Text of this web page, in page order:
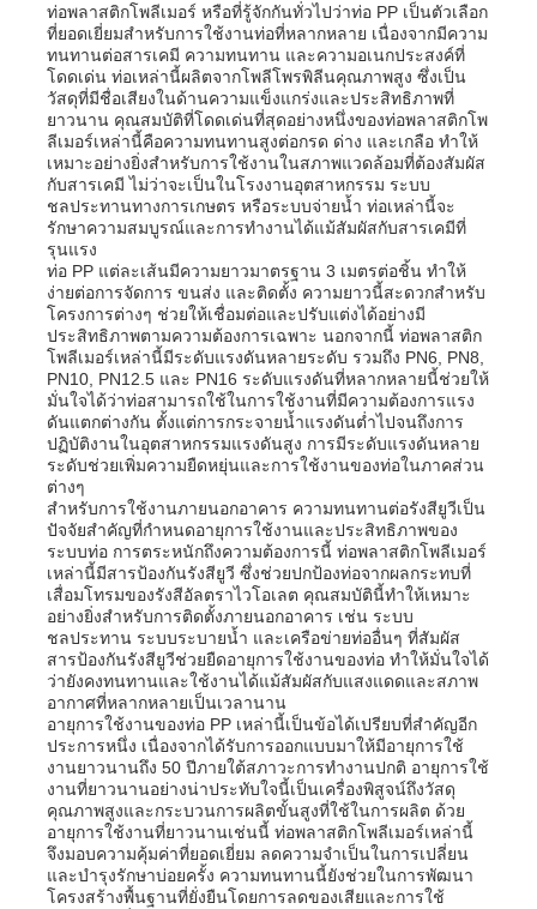
บ้าน
ผลิตภัณฑ์
เกี่ยวกับเรา
ทัวร์โรงงาน
ควบคุมคุณภาพ
ติดต่อเรา
ข่าว
ทุกกรณี
ขออ้าง
กระดาษพลาสติก pp
ท่อพลาสติกโพลีเมอร์ หรือที่รู้จักกันทั่วไปว่าท่อ PP เป็นตัวเลือก
ที่ยอดเยี่ยมสำหรับการใช้งานท่อที่หลากหลาย เนื่องจากมีความ
ทนทานต่อสารเคมี ความทนทาน และความอเนกประสงค์ที่
โดดเด่น ท่อเหล่านี้ผลิตจากโพลีโพรพิลีนคุณภาพสูง ซึ่งเป็น
วัสดุที่มีชื่อเสียงในด้านความแข็งแกร่งและประสิทธิภาพที่
ยาวนาน คุณสมบัติที่โดดเด่นที่สุดอย่างหนึ่งของท่อพลาสติกโพ
ลีเมอร์เหล่านี้คือความทนทานสูงต่อกรด ด่าง และเกลือ ทำให้
เหมาะอย่างยิ่งสำหรับการใช้งานในสภาพแวดล้อมที่ต้องสัมผัส
กับสารเคมี ไม่ว่าจะเป็นในโรงงานอุตสาหกรรม ระบบ
ชลประทานทางการเกษตร หรือระบบจ่ายน้ำ ท่อเหล่านี้จะ
รักษาความสมบูรณ์และการทำงานได้แม้สัมผัสกับสารเคมีที่
รุนแรง
ท่อ PP แต่ละเส้นมีความยาวมาตรฐาน 3 เมตรต่อชิ้น ทำให้
ง่ายต่อการจัดการ ขนส่ง และติดตั้ง ความยาวนี้สะดวกสำหรับ
โครงการต่างๆ ช่วยให้เชื่อมต่อและปรับแต่งได้อย่างมี
ประสิทธิภาพตามความต้องการเฉพาะ นอกจากนี้ ท่อพลาสติก
โพลีเมอร์เหล่านี้มีระดับแรงดันหลายระดับ รวมถึง PN6, PN8,
PN10, PN12.5 และ PN16 ระดับแรงดันที่หลากหลายนี้ช่วยให้
มั่นใจได้ว่าท่อสามารถใช้ในการใช้งานที่มีความต้องการแรง
ดันแตกต่างกัน ตั้งแต่การกระจายน้ำแรงดันต่ำไปจนถึงการ
ปฏิบัติงานในอุตสาหกรรมแรงดันสูง การมีระดับแรงดันหลาย
ระดับช่วยเพิ่มความยืดหยุ่นและการใช้งานของท่อในภาคส่วน
ต่างๆ
สำหรับการใช้งานภายนอกอาคาร ความทนทานต่อรังสียูวีเป็น
ปัจจัยสำคัญที่กำหนดอายุการใช้งานและประสิทธิภาพของ
ระบบท่อ การตระหนักถึงความต้องการนี้ ท่อพลาสติกโพลีเมอร์
เหล่านี้มีสารป้องกันรังสียูวี ซึ่งช่วยปกป้องท่อจากผลกระทบที่
เสื่อมโทรมของรังสีอัลตราไวโอเลต คุณสมบัตินี้ทำให้เหมาะ
อย่างยิ่งสำหรับการติดตั้งภายนอกอาคาร เช่น ระบบ
ชลประทาน ระบบระบายน้ำ และเครือข่ายท่ออื่นๆ ที่สัมผัส
สารป้องกันรังสียูวีช่วยยืดอายุการใช้งานของท่อ ทำให้มั่นใจได้
ว่ายังคงทนทานและใช้งานได้แม้สัมผัสกับแสงแดดและสภาพ
อากาศที่หลากหลายเป็นเวลานาน
อายุการใช้งานของท่อ PP เหล่านี้เป็นข้อได้เปรียบที่สำคัญอีก
ประการหนึ่ง เนื่องจากได้รับการออกแบบมาให้มีอายุการใช้
งานยาวนานถึง 50 ปีภายใต้สภาวะการทำงานปกติ อายุการใช้
งานที่ยาวนานอย่างน่าประทับใจนี้เป็นเครื่องพิสูจน์ถึงวัสดุ
คุณภาพสูงและกระบวนการผลิตขั้นสูงที่ใช้ในการผลิต ด้วย
อายุการใช้งานที่ยาวนานเช่นนี้ ท่อพลาสติกโพลีเมอร์เหล่านี้
จึงมอบความคุ้มค่าที่ยอดเยี่ยม ลดความจำเป็นในการเปลี่ยน
และบำรุงรักษาบ่อยครั้ง ความทนทานนี้ยังช่วยในการพัฒนา
โครงสร้างพื้นฐานที่ยั่งยืนโดยการลดของเสียและการใช้